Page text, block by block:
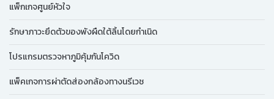
แพ็กเกจศูนย์หัวใจ
รักษาภาวะยึดตัวของพังผืดใต้ลิ้นโดยกำเนิด
โปรแกรมตรวจหาภูมิคุ้มกันโควิด
แพ็คเกจการผ่าตัดส่องกล้องทางนรีเวช